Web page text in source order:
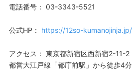
電話番号： 03-3343-5521
公式HP： https://12so-kumanojinja.jp/
アクセス： 東京都新宿区西新宿2-11-2
都営大江戸線「都庁前駅」から徒歩4分